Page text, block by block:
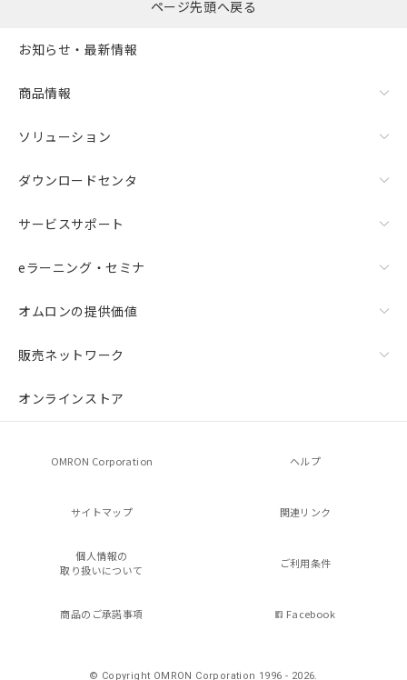
括ダウンロード
ページ先頭へ戻る
お知らせ・最新情報
商品情報
ソリューション
ダウンロードセンタ
サービスサポート
eラーニング・セミナ
オムロンの提供価値
販売ネットワーク
オンラインストア
OMRON Corporation ヘルプ
サイトマップ 関連リンク
個人情報の
取り扱いについて
ご利用条件
商品のご承諾事項 Facebook
© Copyright OMRON Corporation 1996 - 2026.